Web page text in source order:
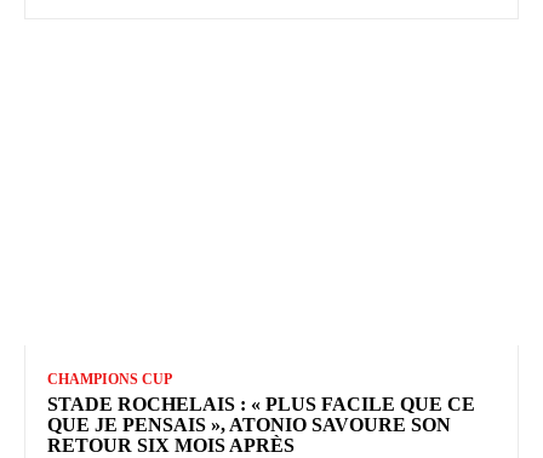
CHAMPIONS CUP
STADE ROCHELAIS : « PLUS FACILE QUE CE
QUE JE PENSAIS », ATONIO SAVOURE SON
RETOUR SIX MOIS APRÈS